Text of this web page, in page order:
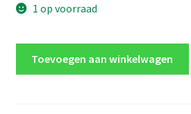
1 op voorraad
Toevoegen aan winkelwagen